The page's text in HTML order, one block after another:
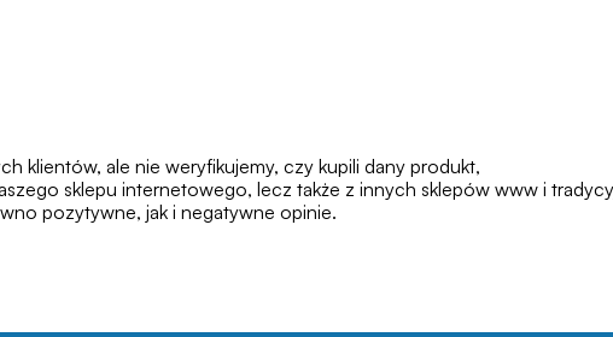
klientów, ale nie weryfikujemy, czy kupili dany produkt,
sklepu internetowego, lecz także z innych sklepów www i
pozytywne, jak i negatywne opinie.